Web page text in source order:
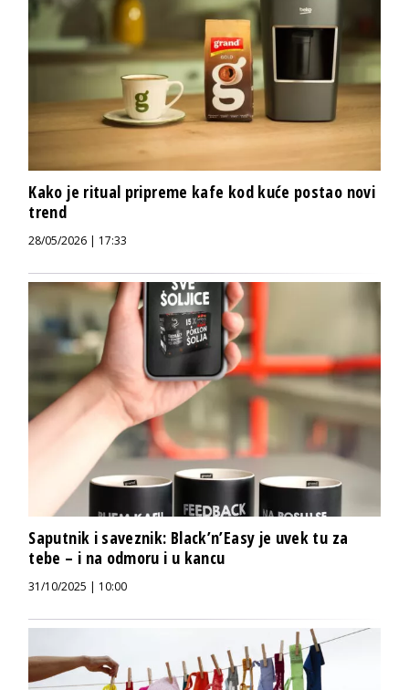
Kako je ritual pripreme kafe kod kuće postao novi
trend
28/05/2026 | 17:33
Saputnik i saveznik: Black’n’Easy je uvek tu za
tebe – i na odmoru i u kancu
31/10/2025 | 10:00